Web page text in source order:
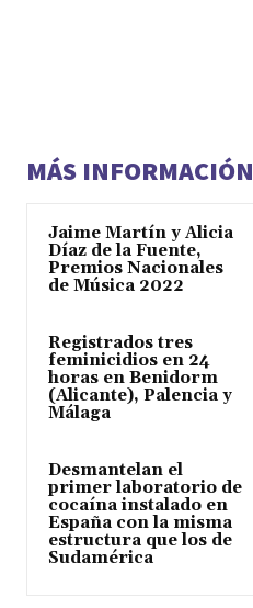
MÁS INFORMACIÓN
Jaime Martín y Alicia
Díaz de la Fuente,
Premios Nacionales
de Música 2022
Registrados tres
feminicidios en 24
horas en Benidorm
(Alicante), Palencia y
Málaga
Desmantelan el
primer laboratorio de
cocaína instalado en
España con la misma
estructura que los de
Sudamérica